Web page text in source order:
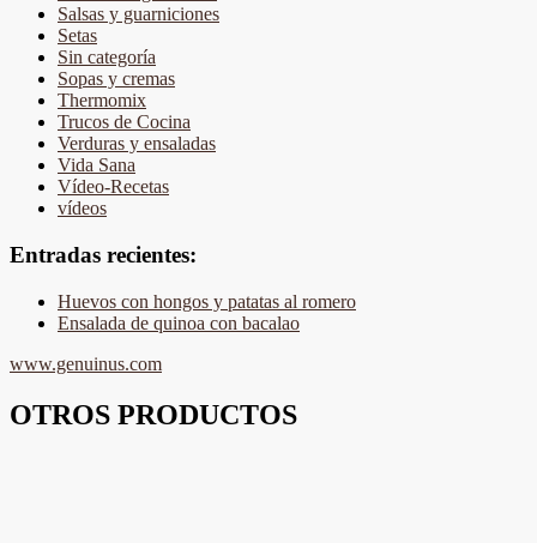
Salsas y guarniciones
Setas
Sin categoría
Sopas y cremas
Thermomix
Trucos de Cocina
Verduras y ensaladas
Vida Sana
Vídeo-Recetas
vídeos
Entradas recientes:
Huevos con hongos y patatas al romero
Ensalada de quinoa con bacalao
www.genuinus.com
OTROS PRODUCTOS